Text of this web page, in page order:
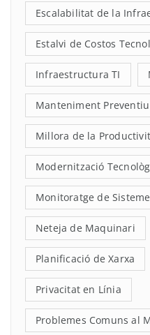
Escalabilitat de la
Estalvi de Costos
Infraestructura TI
Manteniment Preventiu
Millora de la
Modernització
Monitoratge de
Neteja de Maquinari
Planificació de Xarxa
Privacitat en Línia
Problemes Comuns al